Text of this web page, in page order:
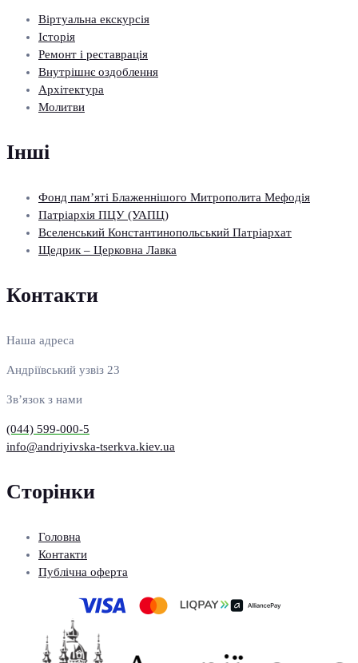
Віртуальна екскурсія
Історія
Ремонт і реставрація
Внутрішнє оздоблення
Архітектура
Молитви
Інші
Фонд пам’яті Блаженнішого Митрополита Мефодія
Патріархія ПЦУ (УАПЦ)
Вселенський Константинопольський Патріархат
Щедрик – Церковна Лавка
Контакти
Наша адреса
Андріївський узвіз 23
Зв’язок з нами
(044) 599-000-5
info@andriyivska-tserkva.kiev.ua
Сторінки
Головна
Контакти
Публічна оферта